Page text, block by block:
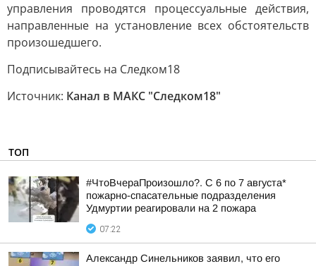
управления проводятся процессуальные действия,
направленные на установление всех обстоятельств
произошедшего.
Подписывайтесь на Следком18
Источник: Канал в МАКС "Следком18"
ТОП
#ЧтоВчераПроизошло?. С 6 по 7 августа*
пожарно-спасательные подразделения
Удмуртии реагировали на 2 пожара
07:22
Александр Синельников заявил, что его